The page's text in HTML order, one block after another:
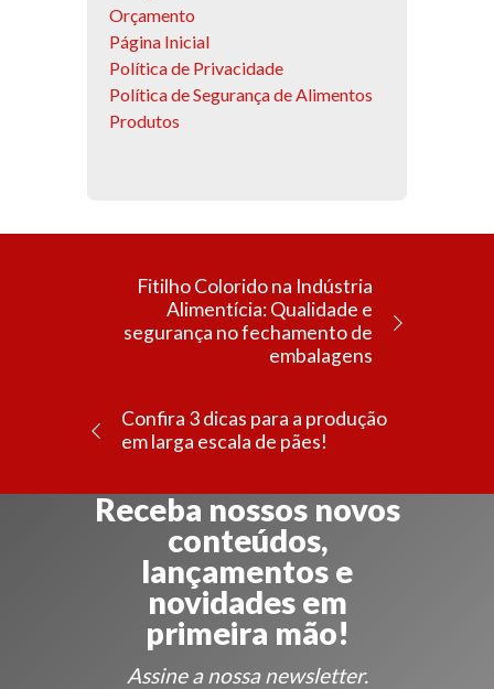
Orçamento
Página Inicial
Política de Privacidade
Política de Segurança de Alimentos
Produtos
Fitilho Colorido na Indústria
Alimentícia: Qualidade e
segurança no fechamento de
embalagens
Confira 3 dicas para a produção
em larga escala de pães!
Receba nossos novos
conteúdos,
lançamentos e
novidades em
primeira mão!
Assine a nossa newsletter.